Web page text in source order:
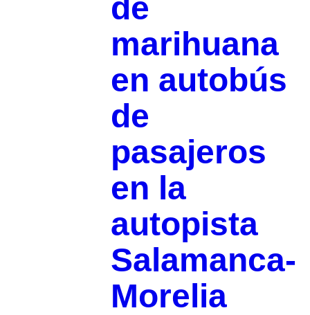
de
marihuana
en autobús
de
pasajeros
en la
autopista
Salamanca-
Morelia